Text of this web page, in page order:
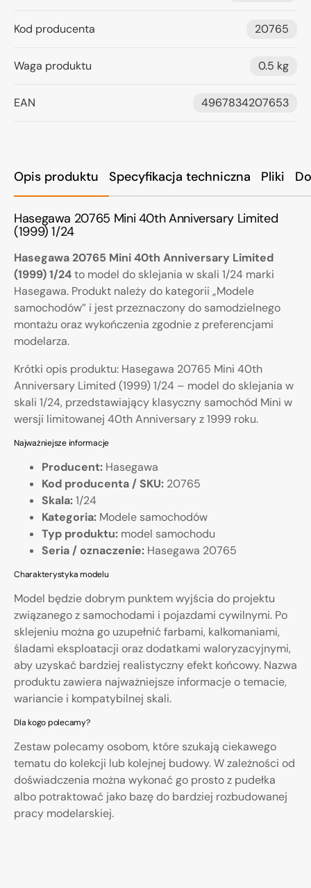
Opis produktu Specyfikacja techniczna Pliki
Hasegawa 20765 Mini 40th Anniversary Limited
(1999) 1/24
Hasegawa 20765 Mini 40th Anniversary Limited
(1999) 1/24to model do sklejania w skali 1/24 marki
Hasegawa. Produkt należy do kategorii „Modele
samochodów” i jest przeznaczony do samodzielnego
montażu oraz wykończenia zgodnie z preferencjami
modelarza.
Krótki opis produktu: Hasegawa 20765 Mini 40th
Anniversary Limited (1999) 1/24 – model do sklejania w
skali 1/24, przedstawiający klasyczny samochód Mini w
wersji limitowanej 40th Anniversary z 1999 roku.
Najważniejsze informacje
Producent: Hasegawa
Kod producenta / SKU: 20765
Skala:1/24
Kategoria: Modele samochodów
Typ produktu: model samochodu
Seria / oznaczenie: Hasegawa 20765
Charakterystyka modelu
Model będzie dobrym punktem wyjścia do projektu
związanego z samochodami i pojazdami cywilnymi. Po
sklejeniu można go uzupełnić farbami, kalkomaniami,
śladami eksploatacji oraz dodatkami waloryzacyjnymi,
aby uzyskać bardziej realistyczny efekt końcowy. Nazwa
produktu zawiera najważniejsze informacje o temacie,
wariancie i kompatybilnej skali.
Dla kogo polecamy?
Zestaw polecamy osobom, które szukają ciekawego
tematu do kolekcji lub kolejnej budowy. W zależności od
doświadczenia można wykonać go prosto z pudełka
albo potraktować jako bazę do bardziej rozbudowanej
pracy modelarskiej.
Kod producenta 20765
Waga produktu 0.5 kg
EAN 4967834207653